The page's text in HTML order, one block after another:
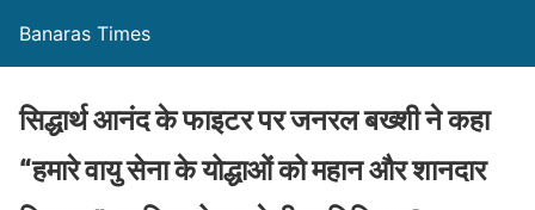
Banaras Times
सिद्धार्थ आनंद के फाइटर पर जनरल बख्शी ने कहा
“हमारे वायु सेना के योद्धाओं को महान और शानदार